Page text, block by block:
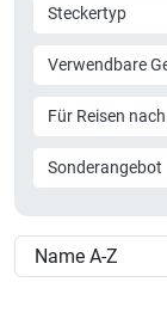
Steckertyp
Verwendbare
Für Reisen
Sonderangebot